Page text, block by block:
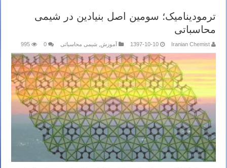
ترمودینامیک؛ سومین اصل بنیادین در شیمی
محاسباتی
Iranian Chemist
1397-10-10 آموزش شیمی محاسباتی 0
995